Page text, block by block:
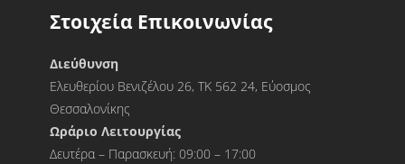
Στοιχεία Επικοινωνίας
Διεύθυνση
Ελευθερίου Βενιζέλου 26, ΤΚ 562 24, Εύοσμος
Θεσσαλονίκης
Ωράριο Λειτουργίας
Δευτέρα – Παρασκευή: 09:00 – 17:00